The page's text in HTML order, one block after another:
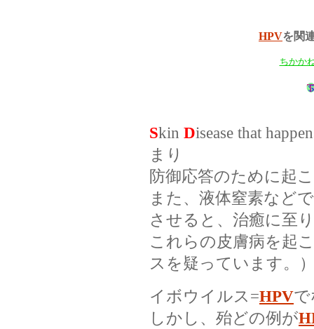
HPVを関
ちかか
Skin Disease that
まり
防御応答のために起
また、液体窒素など
させると、治癒に至
これらの皮膚病を起
スを疑っています。
イボウイルス=HPV
しかし、殆どの例が